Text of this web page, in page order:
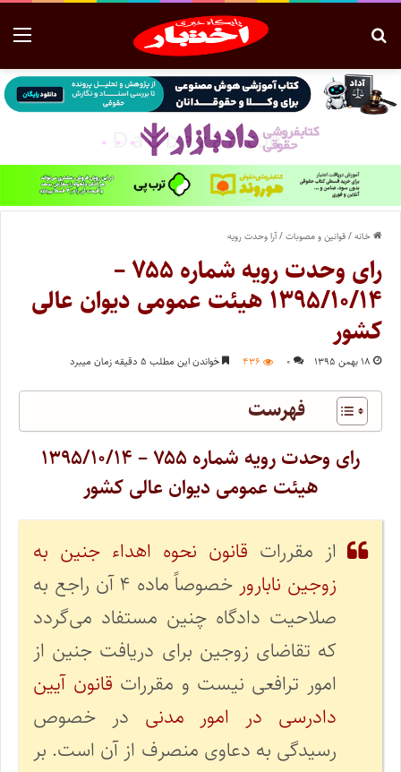
خانه/قوانین و مصوبات/آرا وحدت رویه
رای وحدت رویه شماره ۷۵۵ –
۱۳۹۵/۱۰/۱۴ هیئت عمومی دیوان عالی
کشور
۱۸ بهمن ۱۳۹۵ ۰ ۴۳۶ خواندن این مطلب ۵ دقیقه زمان میبرد
فهرست
رای وحدت رویه شماره ۷۵۵ – ۱۳۹۵/۱۰/۱۴
هیئت عمومی دیوان عالی کشور
از مقررات قانون نحوه اهداء جنین به
زوجین نابارور
خصوصاً ماده ۴ آن راجع به
صلاحیت دادگاه چنین مستفاد می‌گردد
که تقاضای زوجین برای دریافت جنین از
امور ترافعی نیست و مقررات قانون آیین
دادرسی در امور مدنی در خصوص
رسیدگی به دعاوی منصرف از آن است. بر